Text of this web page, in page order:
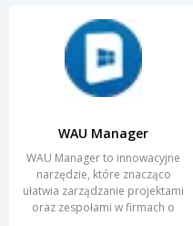
WAU Manager
WAU Manager to innowacyjne
narzędzie, które znacząco
ułatwia zarządzanie projektami
oraz zespołami w firmach o